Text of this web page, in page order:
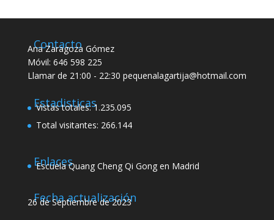
Contacto
Ana Zaragoza Gómez
Móvil: 646 598 225
Llamar de 21:00 - 22:30 pequenalagartija@hotmail.com
Estadisticas
Vistas totales:1.235.095
Total visitantes: 266.144
Enlaces
Escuela Quang Cheng Qi Gong en Madrid
Fecha actualización
26 de Septiembre de 2023